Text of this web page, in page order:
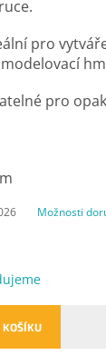
Možnosti
KOŠÍKU
pro
pro